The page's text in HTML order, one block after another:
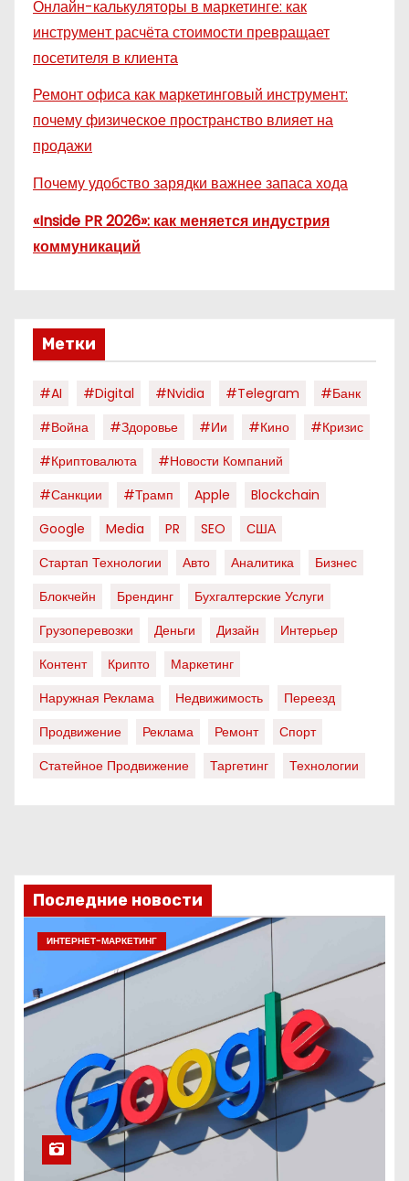
Онлайн-калькуляторы в маркетинге: как
инструмент расчёта стоимости превращает
посетителя в клиента
Ремонт офиса как маркетинговый инструмент:
почему физическое пространство влияет на
продажи
Почему удобство зарядки важнее запаса хода
«Inside PR 2026»: как меняется индустрия
коммуникаций
Метки
#AI #digital #nvidia #telegram
#банк
#война
#здоровье #ии #кино
#кризис
#криптовалюта
#новости Компаний
#санкции
#трамп Apple
Blockchain
Google
Media PR SEO
США
Стартап Технологии
Авто Аналитика
Бизнес
Блокчейн
Брендинг
Бухгалтерские Услуги
Грузоперевозки
Деньги Дизайн
Интерьер
Контент
Крипто
Маркетинг
Наружная Реклама
Недвижимость
Переезд
Продвижение
Реклама Ремонт
Спорт
Статейное Продвижение
Таргетинг Технологии
Последние новости
ИНТЕРНЕТ-МАРКЕТИНГ